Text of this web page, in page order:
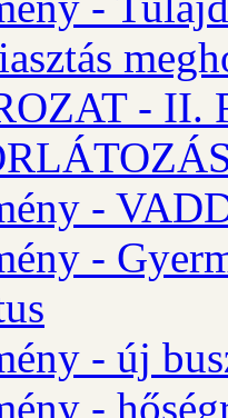
- II.
-
-
- új
-